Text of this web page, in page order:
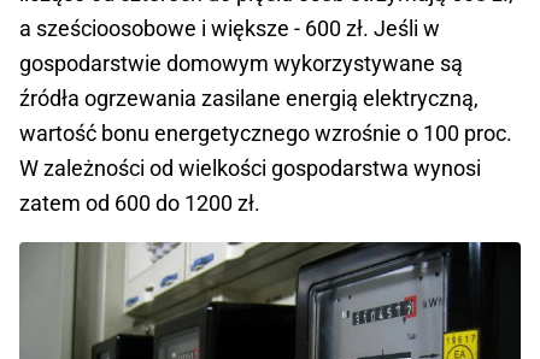
a sześcioosobowe i większe - 600 zł. Jeśli w
gospodarstwie domowym wykorzystywane są
źródła ogrzewania zasilane energią elektryczną,
wartość bonu energetycznego wzrośnie o 100 proc.
W zależności od wielkości gospodarstwa wynosi
zatem od 600 do 1200 zł.